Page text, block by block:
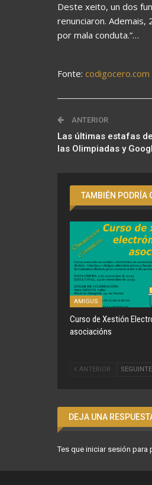
Deste xeito, un dos
renunciaron. Ademais,
por mala conduta.”…
Fonte: codigocero.com
ANTERIOR
Las últimas estafas
las Olimpiadas y
TAMBIÉN PODRÍA
AMIGUS
Curso de Xestión
asociacións
ANTERIOR SEGUINTE
DEJA UNA
Tes que iniciar sesión para